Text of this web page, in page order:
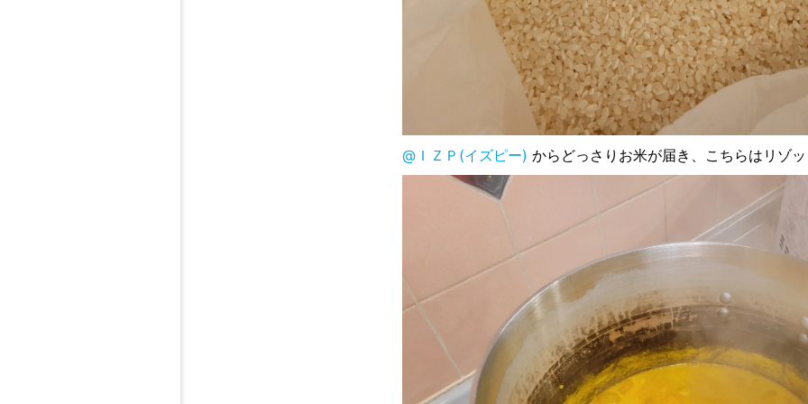
@ＩＺＰ(イズピー) からどっさりお米が届き、こちらはリゾ